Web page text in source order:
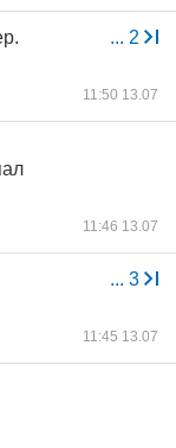
... 2
11:50 13.07
11:46 13.07
... 3
11:45 13.07